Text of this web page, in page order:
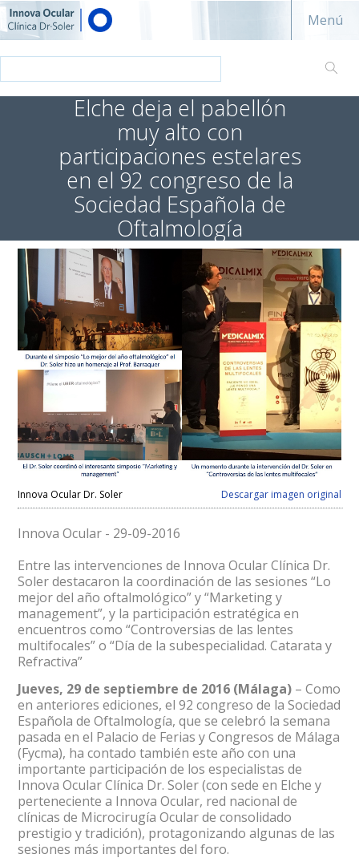
Innova ocular - Clínica Dr. Soler
Menú
Elche deja el pabellón
muy alto con
participaciones estelares
en el 92 congreso de la
Sociedad Española de
Oftalmología
Innova Ocular Dr. Soler Descargar imagen original
Innova Ocular - 29-09-2016
Entre las intervenciones de Innova Ocular Clínica Dr.
Soler destacaron la coordinación de las sesiones “Lo
mejor del año oftalmológico” y “Marketing y
management”, y la participación estratégica en
encuentros como “Controversias de las lentes
multifocales” o “Día de la subespecialidad. Catarata y
Refractiva”
Jueves, 29 de septiembre de 2016 (Málaga) – Como
en anteriores ediciones, el 92 congreso de la Sociedad
Española de Oftalmología, que se celebró la semana
pasada en el Palacio de Ferias y Congresos de Málaga
(Fycma), ha contado también este año con una
importante participación de los especialistas de
Innova Ocular Clínica Dr. Soler (con sede en Elche y
perteneciente a Innova Ocular, red nacional de
clínicas de Microcirugía Ocular de consolidado
prestigio y tradición), protagonizando algunas de las
sesiones más importantes del foro.